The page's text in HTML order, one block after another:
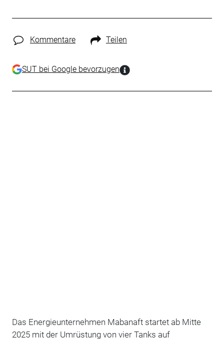
Kommentare Teilen
SUT bei Google bevorzugen
Das Energieunternehmen Mabanaft startet ab Mitte
2025 mit der Umrüstung von vier Tanks auf